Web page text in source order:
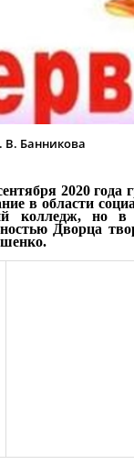
Банникова
2020
в области
колледж, но
Дворца